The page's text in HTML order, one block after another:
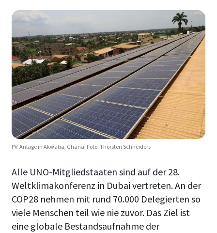
PV-Anlage in Akwatia, Ghana. Foto: Thorsten Schneiders
Alle UNO-Mitgliedstaaten sind auf der 28.
Weltklimakonferenz in Dubai vertreten. An der
COP28 nehmen mit rund 70.000 Delegierten so
viele Menschen teil wie nie zuvor. Das Ziel ist
eine globale Bestandsaufnahme der